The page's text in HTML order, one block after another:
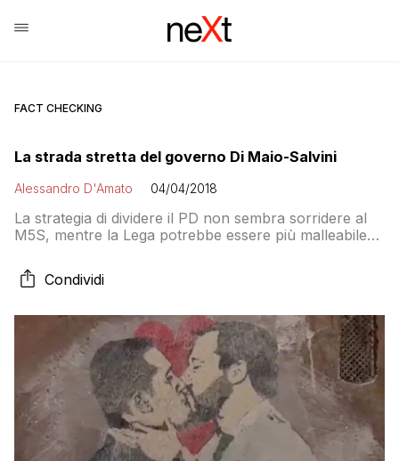
FACT CHECKING
La strada stretta del governo Di Maio-Salvini
Alessandro D'Amato 04/04/2018
La strategia di dividere il PD non sembra sorridere al
M5S, mentre la Lega potrebbe essere più malleabile
ministeri di peso l’accordo Salvini-Di Maio potrebbe
essere possibile
Condividi